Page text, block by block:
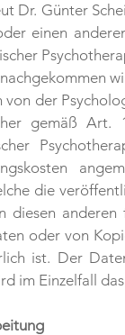
Dr. Günter
einen
der
gemäß
die
diesen
oder von
ist. Der
im Einzelfall